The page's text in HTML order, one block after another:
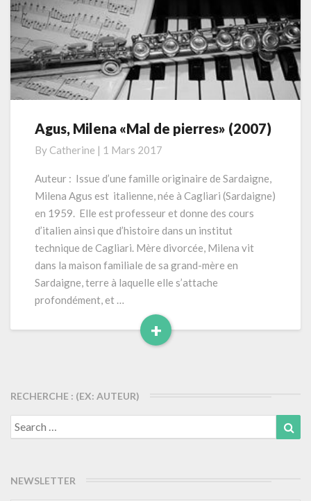
Agus,
«Mal
de
(2007)
Agus, Milena «Mal de pierres» (2007)
By Catherine | 1 Mars 2017
Auteur : Issue d’une famille originaire de Sardaigne,
Milena Agus est italienne, née à Cagliari (Sardaigne)
en 1959. Elle est professeur et donne des cours
d’italien ainsi que d’histoire dans un institut
technique de Cagliari. Mère divorcée, Milena vit
dans la maison familiale de sa grand-mère en
Sardaigne, terre à laquelle elle s’attache
profondément, et …
+
Read
RECHERCHE : (EX: AUTEUR)
Search
for:
NEWSLETTER